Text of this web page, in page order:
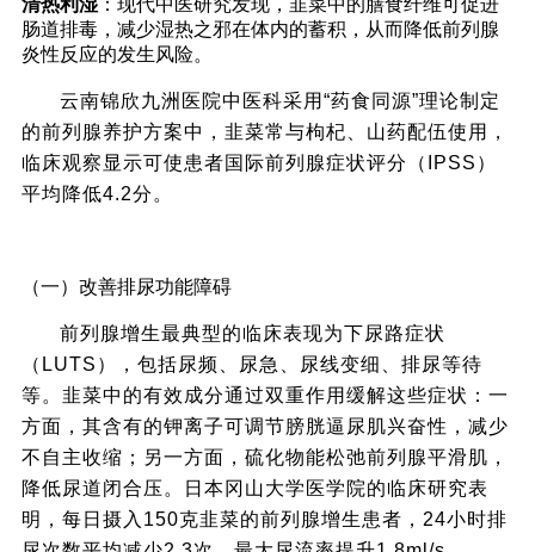
清热利湿：现代中医研究发现，韭菜中的膳食纤维可促进
肠道排毒，减少湿热之邪在体内的蓄积，从而降低前列腺
炎性反应的发生风险。
云南锦欣九洲医院中医科采用“药食同源”理论制定
的前列腺养护方案中，韭菜常与枸杞、山药配伍使用，
临床观察显示可使患者国际前列腺症状评分（IPSS）
平均降低4.2分。
（一）改善排尿功能障碍
前列腺增生最典型的临床表现为下尿路症状
（LUTS），包括尿频、尿急、尿线变细、排尿等待
等。韭菜中的有效成分通过双重作用缓解这些症状：一
方面，其含有的钾离子可调节膀胱逼尿肌兴奋性，减少
不自主收缩；另一方面，硫化物能松弛前列腺平滑肌，
降低尿道闭合压。日本冈山大学医学院的临床研究表
明，每日摄入150克韭菜的前列腺增生患者，24小时排